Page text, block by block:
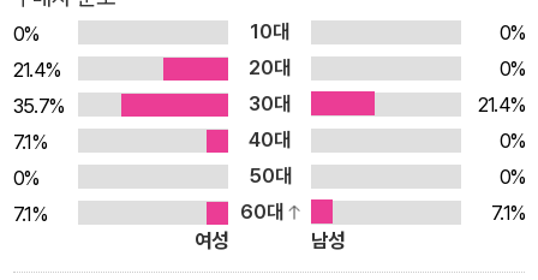
0% 10대
0%
21.4%
20대
0%
35.7%
30대
21.4%
7.1%
40대
0%
0%
50대
0%
7.1%
60대
7.1%
여성
남성